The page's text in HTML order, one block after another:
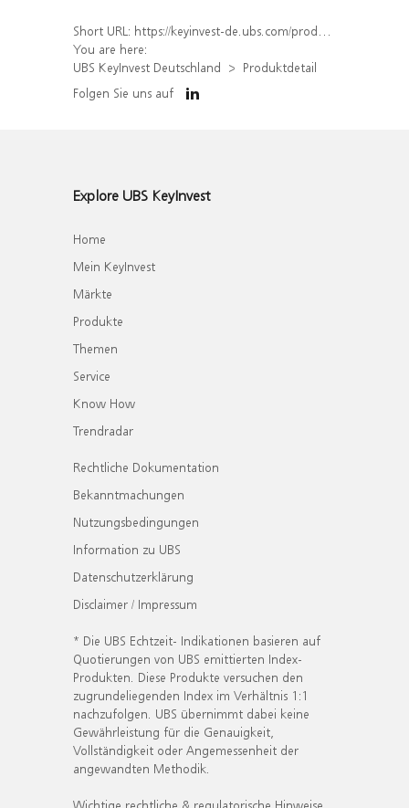
Short URL: https://keyinvest-de.ubs.com/produkt/detail/index/isin/DE000WA7Q343
You are here:
UBS KeyInvest Deutschland
Produktdetail
Folgen Sie uns auf
Explore UBS KeyInvest
Home
Mein KeyInvest
Märkte
Produkte
Themen
Service
Know How
Trendradar
Rechtliche Dokumentation
Bekanntmachungen
Nutzungsbedingungen
Information zu UBS
Datenschutzerklärung
Disclaimer / Impressum
* Die UBS Echtzeit- Indikationen basieren auf
Quotierungen von UBS emittierten Index-
Produkten. Diese Produkte versuchen den
zugrundeliegenden Index im Verhältnis 1:1
nachzufolgen. UBS übernimmt dabei keine
Gewährleistung für die Genauigkeit,
Vollständigkeit oder Angemessenheit der
angewandten Methodik.